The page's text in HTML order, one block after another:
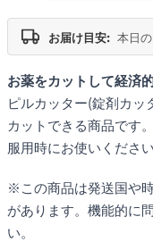
お届け目安: 本日
お薬をカットして経済
ピルカッター(錠剤カッ
カットできる商品です
服用時にお使いください
※この商品は発送国や
があります。機能的に
い。